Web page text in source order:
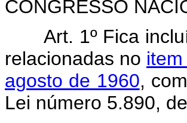
CONGRESSO
Art. 1º Fica
relacionadas no
agosto de 1960,
Lei número 5.890,